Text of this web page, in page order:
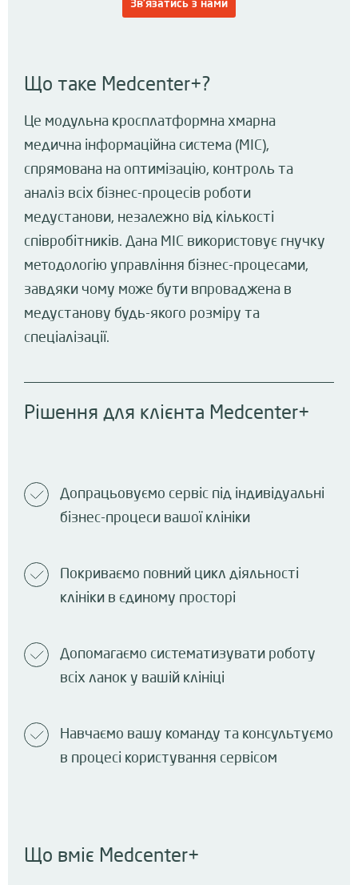
Що таке Medcenter+?
Це модульна кросплатформна хмарна
медична інформаційна система (МІС),
спрямована на оптимізацію, контроль та
аналіз всіх бізнес-процесів роботи
медустанови, незалежно від кількості
співробітників. Дана МІС використовує гнучку
методологію управління бізнес-процесами,
завдяки чому може бути впроваджена в
медустанову будь-якого розміру та
спеціалізації.
Рішення для клієнта Medcenter+
Допрацьовуємо сервіс під індивідуальні
бізнес-процеси вашої клініки
Покриваємо повний цикл діяльності
клініки в єдиному просторі
Допомагаємо систематизувати роботу
всіх ланок у вашій клініці
Навчаємо вашу команду та консультуємо
в процесі користування сервісом
Що вміє Medcenter+